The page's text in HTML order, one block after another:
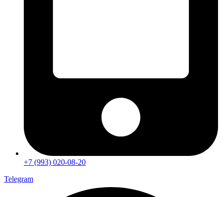
+7 (993) 020-08-20
Telegram